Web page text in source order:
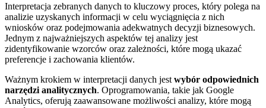
Interpretacja zebranych danych to kluczowy proces, który polega na
analizie uzyskanych informacji w celu wyciągnięcia z nich
wniosków oraz podejmowania adekwatnych decyzji biznesowych.
Jednym z najważniejszych aspektów tej analizy jest
zidentyfikowanie wzorców oraz zależności, które mogą ukazać
preferencje i zachowania klientów.
Ważnym krokiem w interpretacji danych jest wybór odpowiednich
narzędzi analitycznych. Oprogramowania, takie jak Google
Analytics, oferują zaawansowane możliwości analizy, które mogą